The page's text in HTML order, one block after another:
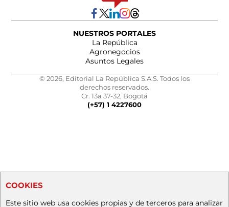
NUESTROS PORTALES
La República
Agronegocios
Asuntos Legales
© 2026, Editorial La República S.A.S. Todos los
derechos reservados.
Cr. 13a 37-32, Bogotá
(+57) 1 4227600
COOKIES
Este sitio web usa cookies propias y de terceros para analizar